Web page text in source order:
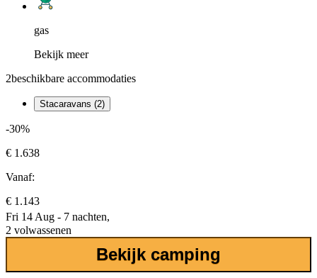
gas
Bekijk meer
2beschikbare accommodaties
Stacaravans (2)
-30%
€ 1.638
Vanaf:
€ 1.143
Fri 14 Aug - 7 nachten,
2 volwassenen
Bekijk camping